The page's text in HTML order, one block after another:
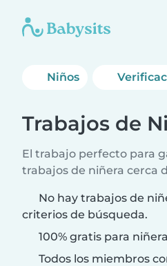
Niños
Trabajos de
El trabajo perfecto para
trabajos de niñera cerca
No hay trabajos de
criterios de búsqueda.
100% gratis para
Todos los miembros